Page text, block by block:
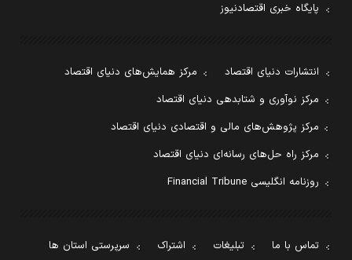
پایگاه خبری اقتصادنیوز
انتشارات دنیای اقتصاد
مرکز همایش‌های دنیای اقتصاد
مرکز نوآوری و شتابدهی دنیای اقتصاد
مرکز پژوهش‌های مالی و اقتصادی دنیای اقتصاد
مرکز راه حل‌های رسانه‌ای دنیای اقتصاد
روزنامه انگلیسی Financial Tribune
تماس با ما تبلیغات اشتراک سرپرستی استان ها